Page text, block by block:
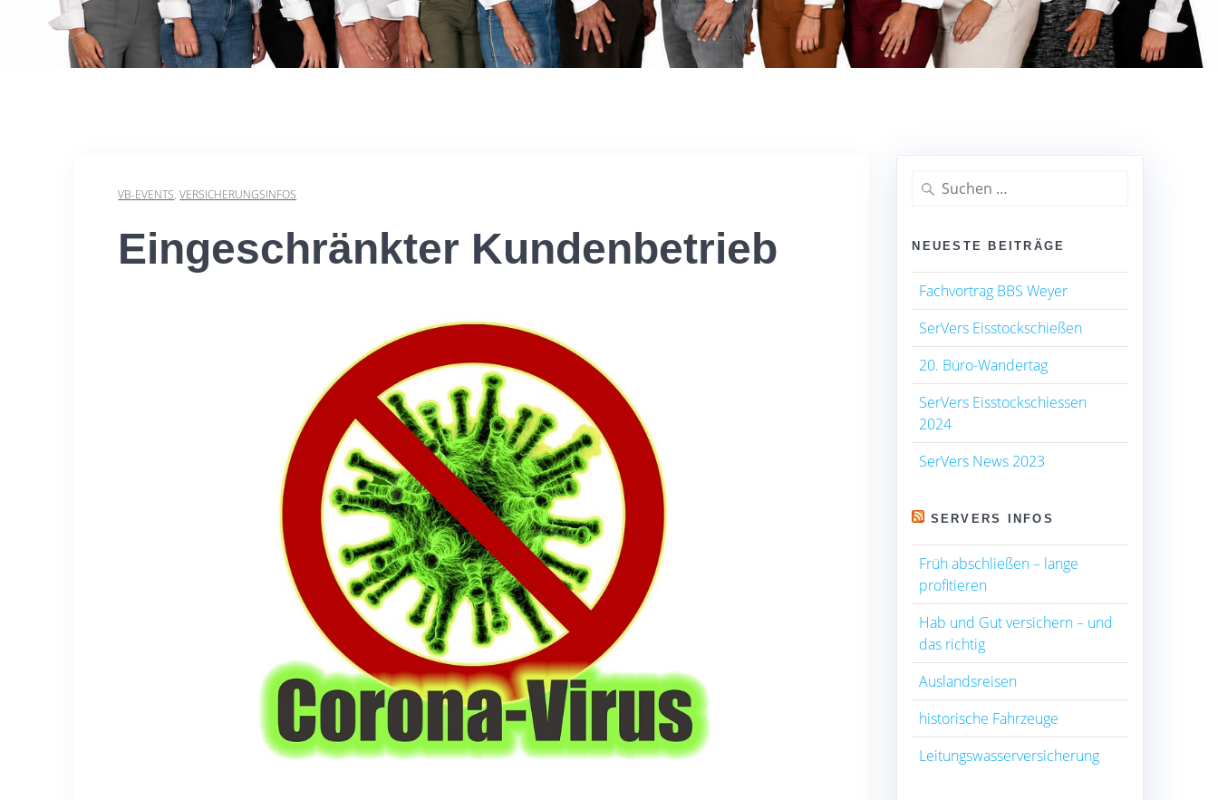
VB-EVENTS,VERSICHERUNGSINFOS
Eingeschränkter Kundenbetrieb
Suchen
nach:
NEUESTE BEITRÄGE
Fachvortrag BBS Weyer
SerVers Eisstockschießen
20. Büro-Wandertag
SerVers Eisstockschiessen
2024
SerVers News 2023
SERVERS INFOS
Früh abschließen – lange
profitieren
Hab und Gut versichern – und
das richtig
Auslandsreisen
historische Fahrzeuge
Leitungswasserversicherung